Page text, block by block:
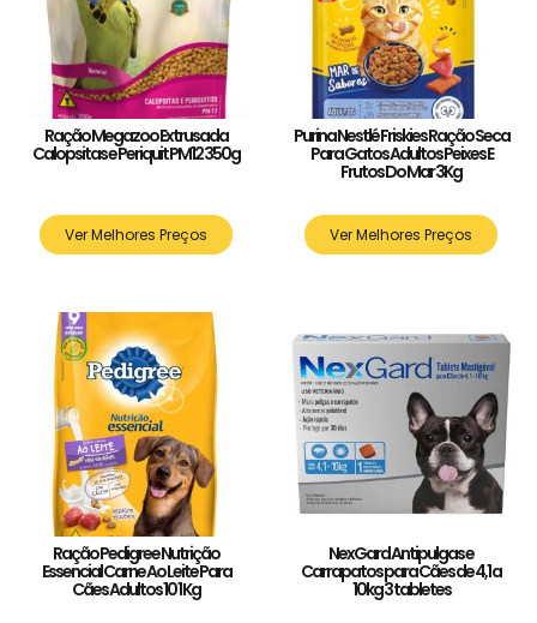
Ração Megazoo Extrusada
Calopsitas e Periquit PM12 350g
Ver Melhores Preços
Purina Nestlé Friskies Ração Seca
Para Gatos Adultos Peixes E
Frutos Do Mar 3Kg
Ver Melhores Preços
Ração Pedigree Nutrição
Essencial Carne Ao Leite Para
Cães Adultos 10 1 Kg
NexGard Antipulgas e
Carrapatos para Cães de 4,1 a
10kg 3 tabletes